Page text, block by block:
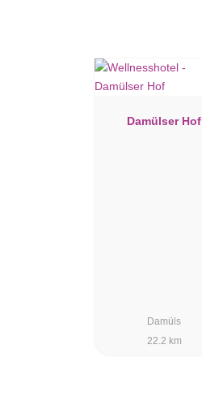
Damülser Hof
Damüls
22.2 km